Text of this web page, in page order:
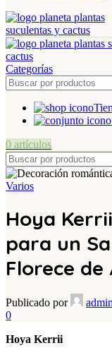
Categorías
0 artículos
Varios
Hoya
para un
Florece de
Publicado por
admin
0
Hoya Kerrii